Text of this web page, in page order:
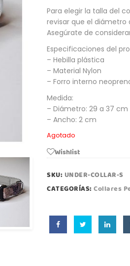
Para elegir la talla del
revisar que el diámetro
Asegúrate de
Especificaciones del
– Hebilla plástica
– Material Nylon
– Forro interno
Medida:
– Diámetro: 29 a 37 cm
– Ancho: 2 cm
Agotado
Wishlist
SKU: UNDER-COLLAR-S
CATEGORÍAS: Collares